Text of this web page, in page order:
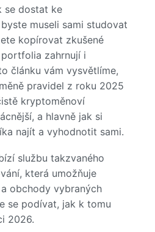
se dostat ke
museli sami studovat
kopírovat zkušené
zahrnují i
článku vám vysvětlíme,
pravidel z roku 2025
kryptoměnoví
a hlavně jak si
najít a vyhodnotit sami.
službu takzvaného
která umožňuje
obchody vybraných
se podívat, jak k tomu
2026.